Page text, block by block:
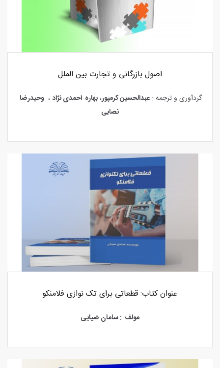
اصول بازرگانی و تجارت بین الملل
گردآوری و ترجمه :عبدالحسین کرمپور،بهاره احمدی نژاد،وحیدرضا
نصابی
عنوان کتاب: قطعاتی برای تک نوازی فلامنکو
مولف : سامان ضیایی